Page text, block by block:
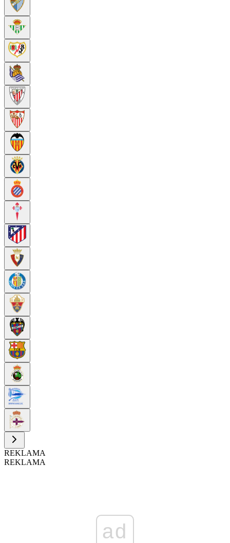
REKLAMA
REKLAMA
ad